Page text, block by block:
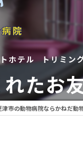
ホテル トリミン
たお
津市の動物病院ならかねだ動